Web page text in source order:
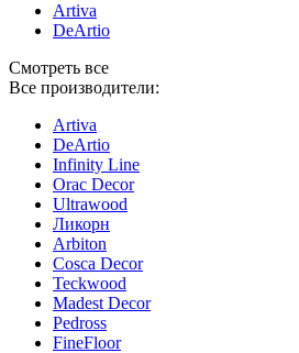
Artiva
DeArtio
Смотреть все
Все производители:
Artiva
DeArtio
Infinity Line
Orac Decor
Ultrawood
Ликорн
Arbiton
Cosca Decor
Teckwood
Madest Decor
Pedross
FineFloor